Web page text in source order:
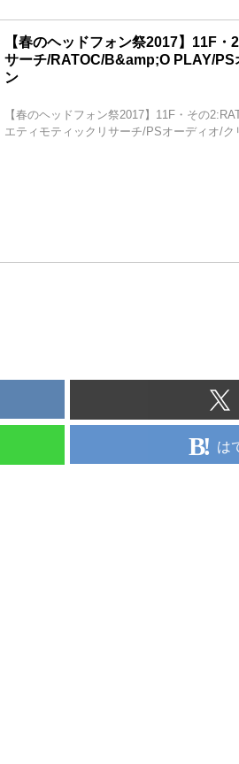
【春のヘッドフォン祭2017】11F・
サーチ/RATOC/B&amp;O PLAY/PS
ン
【春のヘッドフォン祭2017】11F・その
エティモティックリサーチ/PSオーディオ/ク
は